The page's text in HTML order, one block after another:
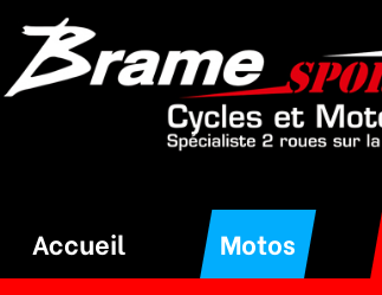
Accueil Motos